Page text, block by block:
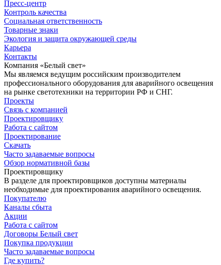
Пресс-центр
Контроль качества
Социальная ответственность
Товарные знаки
Экология и защита окружающей среды
Карьера
Контакты
Компания «Белый свет»
Мы являемся ведущим российским производителем
профессионального оборудования для аварийного освещения
на рынке светотехники на территории РФ и СНГ.
Проекты
Связь с компанией
Проектировщику
Работа с сайтом
Проектирование
Скачать
Часто задаваемые вопросы
Обзор нормативной базы
Проектировщику
В разделе для проектировщиков доступны материалы
необходимые для проектирования аварийного освещения.
Покупателю
Каналы сбыта
Акции
Работа с сайтом
Договоры Белый свет
Покупка продукции
Часто задаваемые вопросы
Где купить?